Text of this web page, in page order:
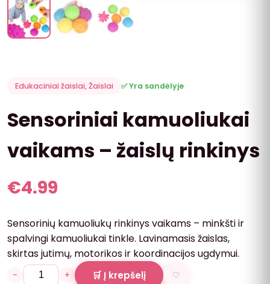
Edukaciniai žaislai,Žaislai ✅ Yra sandėlyje
Sensoriniai kamuoliukai
vaikams – žaislų rinkinys
€4.99
Sensorinių kamuoliukų rinkinys vaikams – minkšti ir
spalvingi kamuoliukai tinkle. Lavinamasis žaislas,
skirtas jutimų, motorikos ir koordinacijos ugdymui.
− + 🛒 Į krepšelį ♡